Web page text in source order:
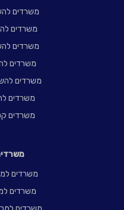
משרדים
משרדים
משרדים
משרדים
משרדים
משרדים
משרדים
משרדים
משרדים